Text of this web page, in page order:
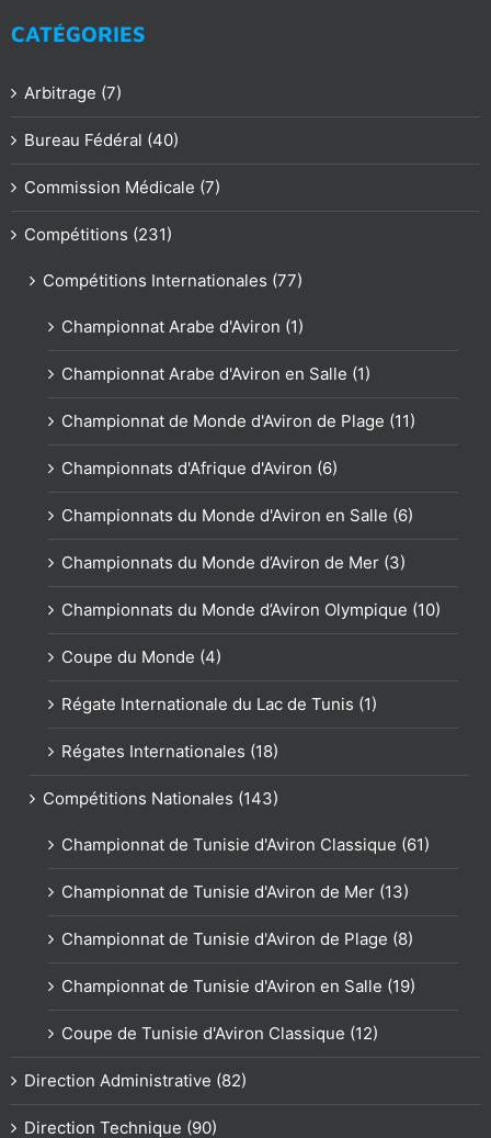
CATÉGORIES
Arbitrage (7)
Bureau Fédéral (40)
Commission Médicale (7)
Compétitions (231)
Compétitions Internationales (77)
Championnat Arabe d'Aviron (1)
Championnat Arabe d'Aviron en Salle (1)
Championnat de Monde d'Aviron de Plage (11)
Championnats d'Afrique d'Aviron (6)
Championnats du Monde d'Aviron en Salle (6)
Championnats du Monde d’Aviron de Mer (3)
Championnats du Monde d’Aviron Olympique (10)
Coupe du Monde (4)
Régate Internationale du Lac de Tunis (1)
Régates Internationales (18)
Compétitions Nationales (143)
Championnat de Tunisie d'Aviron Classique (61)
Championnat de Tunisie d'Aviron de Mer (13)
Championnat de Tunisie d'Aviron de Plage (8)
Championnat de Tunisie d'Aviron en Salle (19)
Coupe de Tunisie d'Aviron Classique (12)
Direction Administrative (82)
Direction Technique (90)